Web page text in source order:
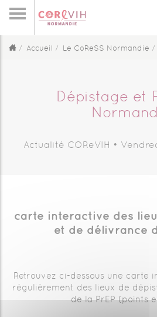
Accueil Le CoReSS Normandie
Dépistage et
Actualité COReVIH •
carte interactive des
et de délivrance
Retrouvez ci-dessous une carte
régulièrement des lieux de
de la PrEP (points